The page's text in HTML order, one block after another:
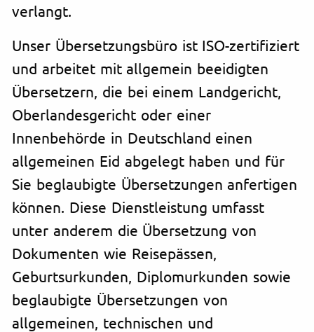
verlangt.
Unser Übersetzungsbüro ist ISO-zertifiziert
und arbeitet mit allgemein beeidigten
Übersetzern, die bei einem Landgericht,
Oberlandesgericht oder einer
Innenbehörde in Deutschland einen
allgemeinen Eid abgelegt haben und für
Sie beglaubigte Übersetzungen anfertigen
können. Diese Dienstleistung umfasst
unter anderem die Übersetzung von
Dokumenten wie Reisepässen,
Geburtsurkunden, Diplomurkunden sowie
beglaubigte Übersetzungen von
allgemeinen, technischen und